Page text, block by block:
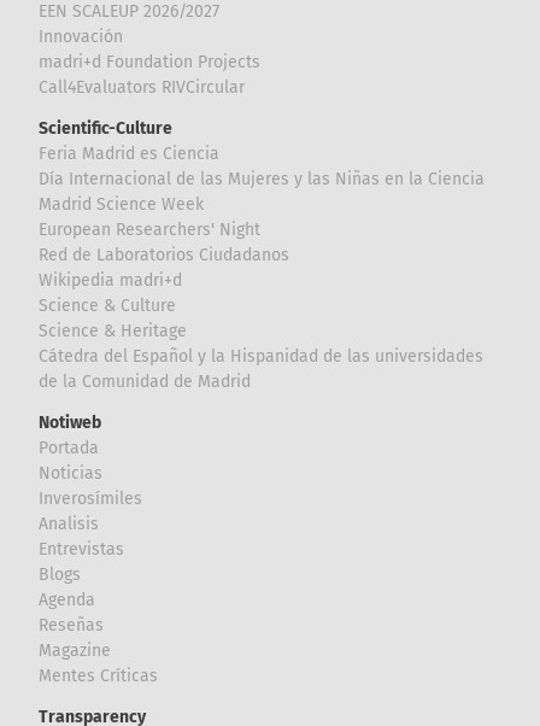
EEN SCALEUP 2026/2027
Innovación
madri+d Foundation Projects
Call4Evaluators RIVCircular
Scientific-Culture
Feria Madrid es Ciencia
Día Internacional de las Mujeres y las Niñas en la Ciencia
Madrid Science Week
European Researchers' Night
Red de Laboratorios Ciudadanos
Wikipedia madri+d
Science & Culture
Science & Heritage
Cátedra del Español y la Hispanidad de las universidades
de la Comunidad de Madrid
Notiweb
Portada
Noticias
Inverosímiles
Analisis
Entrevistas
Blogs
Agenda
Reseñas
Magazine
Mentes Críticas
Transparency